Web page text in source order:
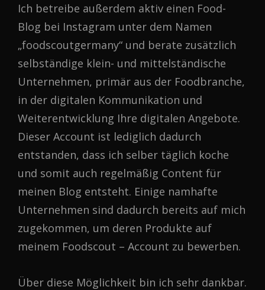
Ich betreibe außerdem aktiv einen Food-
Blog bei Instagram unter dem Namen
„foodscoutgermany“ und berate zusätzlich
selbständige klein- und mittelständische
Unternehmen, primär aus der Foodbranche,
in der digitalen Kommunikation und
Weiterentwicklung Ihre digitalen Angebote.
Dieser Account ist lediglich dadurch
entstanden, dass ich selber täglich koche
und somit auch regelmäßig Content für
meinen Blog entsteht. Einige namhafte
Unternehmen sind dadurch bereits auf mich
zugekommen, um deren Produkte auf
meinem Foodscout – Account zu bewerben.
Über diese Möglichkeit bin ich sehr dankbar.